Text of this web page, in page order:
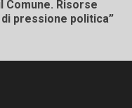
Risorse
pressione politica”